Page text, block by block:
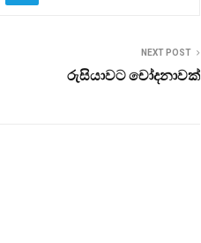
NEXT POST
රුසියාවට චෝදනාවක්